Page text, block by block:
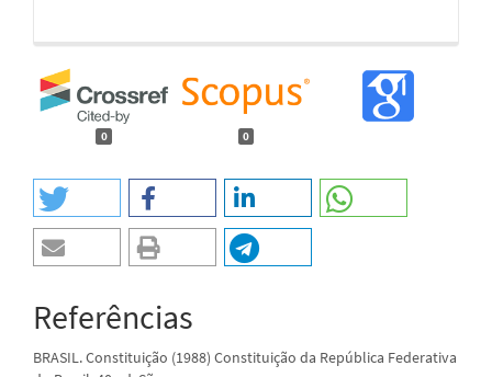
0 0
Referências
BRASIL. Constituição (1988) Constituição da República Federativa